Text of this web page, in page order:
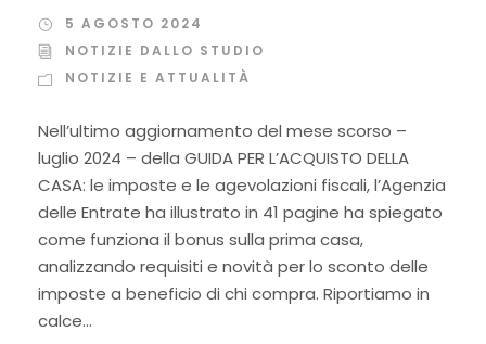
5 AGOSTO 2024
NOTIZIE DALLO STUDIO
NOTIZIE E ATTUALITÀ
Nell’ultimo aggiornamento del mese scorso –
luglio 2024 – della GUIDA PER L’ACQUISTO DELLA
CASA: le imposte e le agevolazioni fiscali, l’Agenzia
delle Entrate ha illustrato in 41 pagine ha spiegato
come funziona il bonus sulla prima casa,
analizzando requisiti e novità per lo sconto delle
imposte a beneficio di chi compra. Riportiamo in
calce...